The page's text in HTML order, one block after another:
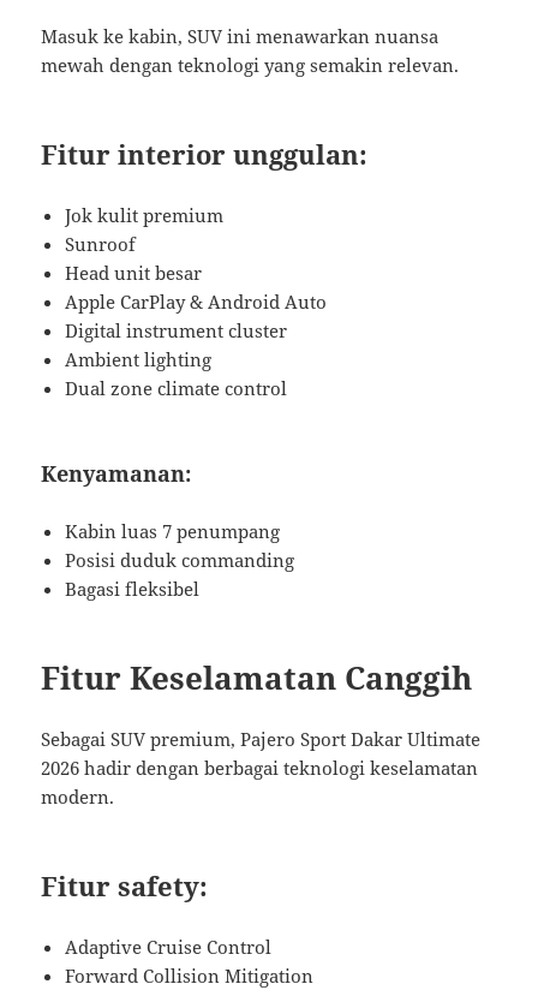
Masuk ke kabin, SUV ini menawarkan nuansa
mewah dengan teknologi yang semakin relevan.
Fitur interior unggulan:
Jok kulit premium
Sunroof
Head unit besar
Apple CarPlay & Android Auto
Digital instrument cluster
Ambient lighting
Dual zone climate control
Kenyamanan:
Kabin luas 7 penumpang
Posisi duduk commanding
Bagasi fleksibel
Fitur Keselamatan Canggih
Sebagai SUV premium, Pajero Sport Dakar Ultimate
2026 hadir dengan berbagai teknologi keselamatan
modern.
Fitur safety:
Adaptive Cruise Control
Forward Collision Mitigation